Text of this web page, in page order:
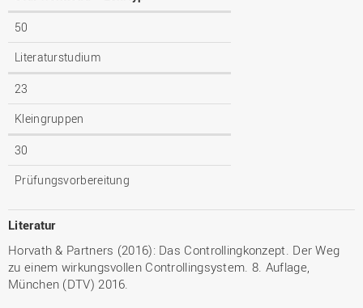
50
Literaturstudium
23
Kleingruppen
30
Prüfungsvorbereitung
Literatur
Horvath & Partners (2016): Das Controllingkonzept. Der Weg
zu einem wirkungsvollen Controllingsystem. 8. Auflage,
München (DTV) 2016.